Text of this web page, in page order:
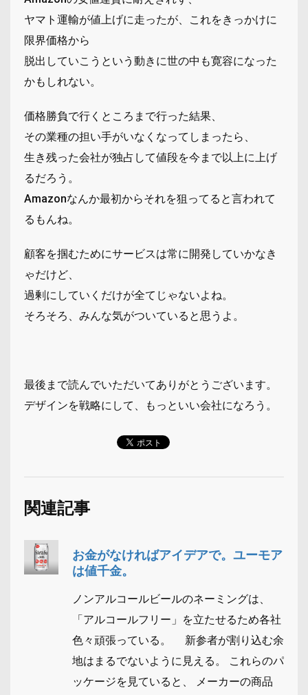
ヤマト運輸が値上げに走ったが、これをきっかけに
限界価格から
脱出していこうという動きに世の中も寛容になった
かもしれない。
価格勝負で行くところまで行った結果、
その業種の担い手がいなくなってしまったら、
生き残った会社が独占して値段を今まで以上に上げ
るだろう。
Amazonなんか最初からそれを狙ってると言われて
るもんね。
顧客を掴むためにサービスは常に開発していかなき
ゃだけど、
過剰にしていくだけが全てじゃないよね。
そろそろ、みんな気がついていると思うよ。
最後まで読んでいただいてありがとうございます。
デザインを戦略にして、もっといい会社になろう。
関連記事
お金がなければアイデアで。ユーモア
は値千金。
ノンアルコールビールのネーミングは、
「アルコールフリー」を立たせるため各社
色々頑張っている。 新参者が割り込む余
地はまるでないように見える。 これらのパ
ッケージを見ていると、 メーカーの商品